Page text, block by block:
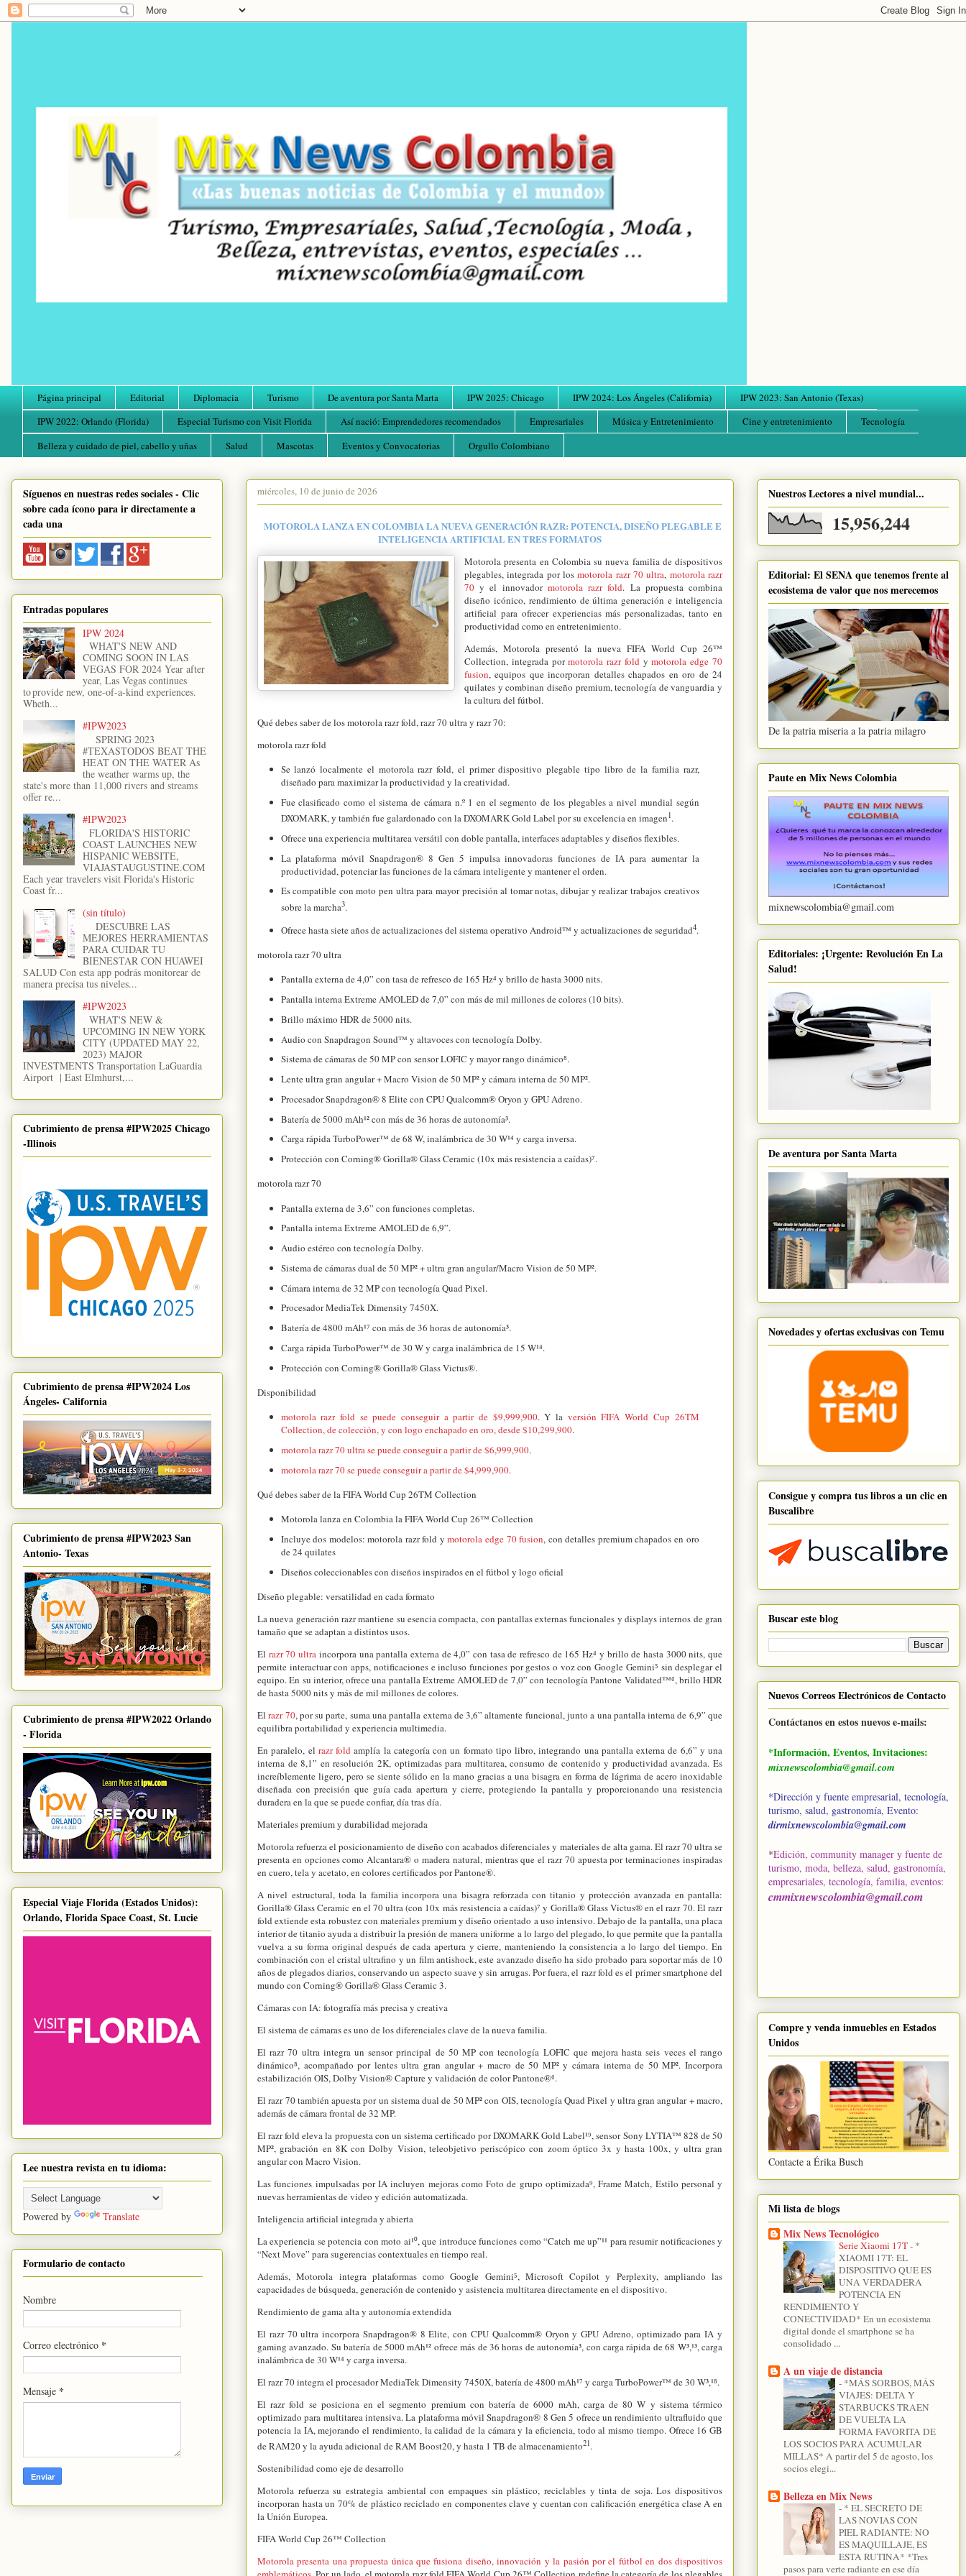
Página principal Editorial Diplomacia Turismo De aventura por Santa Marta IPW 2025: Chicago IPW 2024: Los Ángeles (California)
IPW 2023: San Antonio (Texas)
IPW 2022: Orlando (Florida)
Especial Turismo con Visit Florida Así nació: Emprendedores recomendados Empresariales Música y Entretenimiento Cine y entretenimiento
Tecnología
Belleza y cuidado de piel, cabello y uñas
Salud Mascotas Eventos y Convocatorias Orgullo Colombiano
miércoles, 10 de junio de 2026
MOTOROLA LANZA EN COLOMBIA LA NUEVA GENERACIÓN RAZR: POTENCIA, DISEÑO PLEGABLE E
INTELIGENCIA ARTIFICIAL EN TRES FORMATOS
Motorola presenta en Colombia su nueva familia de dispositivos
plegables, integrada por losmotorola razr 70 ultra, motorola razr
70 y el innovador motorola razr fold. La propuesta combina
diseño icónico, rendimiento de última generación e inteligencia
artificial para ofrecer experiencias más personalizadas, tanto en
productividad como en entretenimiento.
Además, Motorola presentó la nueva FIFA World Cup 26™
Collection, integrada pormotorola razr fold ymotorola edge 70
fusion, equipos que incorporan detalles chapados en oro de 24
quilates y combinan diseño premium, tecnología de vanguardia y
la cultura del fútbol.
Qué debes saber de los motorola razr fold, razr 70 ultra y razr 70:
motorola razr fold
Se lanzó localmente el motorola razr fold, el primer dispositivo plegable tipo libro de la familia razr,
diseñado para maximizar la productividad y la creatividad.
Fue clasificado como el sistema de cámara n.º 1 en el segmento de los plegables a nivel mundial según
DXOMARK, y también fue galardonado con la DXOMARK Gold Label por su excelencia en imagen1.
Ofrece una experiencia multitarea versátil con doble pantalla, interfaces adaptables y diseños flexibles.
La plataforma móvil Snapdragon® 8 Gen 5 impulsa innovadoras funciones de IA para aumentar la
productividad, potenciar las funciones de la cámara inteligente y mantener el orden.
Es compatible con moto pen ultra para mayor precisión al tomar notas, dibujar y realizar trabajos creativos
sobre la marcha3.
Ofrece hasta siete años de actualizaciones del sistema operativo Android™ y actualizaciones de seguridad4.
motorola razr 70 ultra
Pantalla externa de 4,0” con tasa de refresco de 165 Hz⁴ y brillo de hasta 3000 nits.
Pantalla interna Extreme AMOLED de 7,0” con más de mil millones de colores (10 bits).
Brillo máximo HDR de 5000 nits.
Audio con Snapdragon Sound™ y altavoces con tecnología Dolby.
Sistema de cámaras de 50 MP con sensor LOFIC y mayor rango dinámico⁸.
Lente ultra gran angular + Macro Vision de 50 MP² y cámara interna de 50 MP².
Procesador Snapdragon® 8 Elite con CPU Qualcomm® Oryon y GPU Adreno.
Batería de 5000 mAh¹² con más de 36 horas de autonomía³.
Carga rápida TurboPower™ de 68 W, inalámbrica de 30 W¹⁴ y carga inversa.
Protección con Corning® Gorilla® Glass Ceramic (10x más resistencia a caídas)⁷.
motorola razr 70
Pantalla externa de 3,6” con funciones completas.
Pantalla interna Extreme AMOLED de 6,9”.
Audio estéreo con tecnología Dolby.
Sistema de cámaras dual de 50 MP² + ultra gran angular/Macro Vision de 50 MP².
Cámara interna de 32 MP con tecnología Quad Pixel.
Procesador MediaTek Dimensity 7450X.
Batería de 4800 mAh¹⁷ con más de 36 horas de autonomía³.
Carga rápida TurboPower™ de 30 W y carga inalámbrica de 15 W¹⁴.
Protección con Corning® Gorilla® Glass Victus®.
Disponibilidad
motorola razr fold se puede conseguir a partir de $9,999,900. Y la versión FIFA World Cup 26TM
Collection, de colección, y con logo enchapado en oro, desde $10,299,900.
motorola razr 70 ultra se puede conseguir a partir de $6,999,900.
motorola razr 70 se puede conseguir a partir de $4,999,900.
Qué debes saber de la FIFA World Cup 26TM Collection
Motorola lanza en Colombia la FIFA World Cup 26™ Collection
Incluye dos modelos: motorola razr fold ymotorola edge 70 fusion, con detalles premium chapados en oro
de 24 quilates
Diseños coleccionables con diseños inspirados en el fútbol y logo oficial
Diseño plegable: versatilidad en cada formato
La nueva generación razr mantiene su esencia compacta, con pantallas externas funcionales y displays internos de gran
tamaño que se adaptan a distintos usos.
El razr 70 ultra incorpora una pantalla externa de 4,0” con tasa de refresco de 165 Hz⁴ y brillo de hasta 3000 nits, que
permite interactuar con apps, notificaciones e incluso funciones por gestos o voz con Google Gemini⁵ sin desplegar el
equipo. En su interior, ofrece una pantalla Extreme AMOLED de 7,0” con tecnología Pantone Validated™⁶, brillo HDR
de hasta 5000 nits y más de mil millones de colores.
Elrazr 70, por su parte, suma una pantalla externa de 3,6” altamente funcional, junto a una pantalla interna de 6,9” que
equilibra portabilidad y experiencia multimedia.
En paralelo, el razr fold amplía la categoría con un formato tipo libro, integrando una pantalla externa de 6,6” y una
interna de 8,1” en resolución 2K, optimizadas para multitarea, consumo de contenido y productividad avanzada. Es
increíblemente ligero, pero se siente sólido en la mano gracias a una bisagra en forma de lágrima de acero inoxidable
diseñada con precisión que guía cada apertura y cierre, protegiendo la pantalla y proporcionando una resistencia
duradera en la que se puede confiar, día tras día.
Materiales premium y durabilidad mejorada
Motorola refuerza el posicionamiento de diseño con acabados diferenciales y materiales de alta gama. El razr 70 ultra se
presenta en opciones como Alcantara® o madera natural, mientras que el razr 70 apuesta por terminaciones inspiradas
en cuero, tela y acetato, en colores certificados por Pantone®.
A nivel estructural, toda la familia incorpora una bisagra reforzada con titanio y protección avanzada en pantalla:
Gorilla® Glass Ceramic en el 70 ultra (con 10x más resistencia a caídas)⁷ y Gorilla® Glass Victus® en el razr 70. El razr
fold extiende esta robustez con materiales premium y diseño orientado a uso intensivo. Debajo de la pantalla, una placa
interior de titanio ayuda a distribuir la presión de manera uniforme a lo largo del plegado, lo que permite que la pantalla
vuelva a su forma original después de cada apertura y cierre, manteniendo la consistencia a lo largo del tiempo. En
combinación con el cristal ultrafino y un film antishock, este avanzado diseño ha sido probado para soportar más de 10
años de plegados diarios, conservando un aspecto suave y sin arrugas. Por fuera, el razr fold es el primer smartphone del
mundo con Corning® Gorilla® Glass Ceramic 3.
Cámaras con IA: fotografía más precisa y creativa
El sistema de cámaras es uno de los diferenciales clave de la nueva familia.
El razr 70 ultra integra un sensor principal de 50 MP con tecnología LOFIC que mejora hasta seis veces el rango
dinámico⁸, acompañado por lentes ultra gran angular + macro de 50 MP² y cámara interna de 50 MP². Incorpora
estabilización OIS, Dolby Vision® Capture y validación de color Pantone®⁶.
El razr 70 también apuesta por un sistema dual de 50 MP² con OIS, tecnología Quad Pixel y ultra gran angular + macro,
además de cámara frontal de 32 MP.
El razr fold eleva la propuesta con un sistema certificado por DXOMARK Gold Label¹⁹, sensor Sony LYTIA™ 828 de 50
MP², grabación en 8K con Dolby Vision, teleobjetivo periscópico con zoom óptico 3x y hasta 100x, y ultra gran
angular con Macro Vision.
Las funciones impulsadas por IA incluyen mejoras como Foto de grupo optimizada⁹, Frame Match, Estilo personal y
nuevas herramientas de video y edición automatizada.
Inteligencia artificial integrada y abierta
La experiencia se potencia con moto ai¹⁰, que introduce funciones como “Catch me up”¹¹ para resumir notificaciones y
“Next Move” para sugerencias contextuales en tiempo real.
Además, Motorola integra plataformas como Google Gemini⁵, Microsoft Copilot y Perplexity, ampliando las
capacidades de búsqueda, generación de contenido y asistencia multitarea directamente en el dispositivo.
Rendimiento de gama alta y autonomía extendida
El razr 70 ultra incorpora Snapdragon® 8 Elite, con CPU Qualcomm® Oryon y GPU Adreno, optimizado para IA y
gaming avanzado. Su batería de 5000 mAh¹² ofrece más de 36 horas de autonomía³, con carga rápida de 68 W³,¹³, carga
inalámbrica de 30 W¹⁴ y carga inversa.
El razr 70 integra el procesador MediaTek Dimensity 7450X, batería de 4800 mAh¹⁷ y carga TurboPower™ de 30 W³,¹⁸.
El razr fold se posiciona en el segmento premium con batería de 6000 mAh, carga de 80 W y sistema térmico
optimizado para multitarea intensiva. La plataforma móvil Snapdragon® 8 Gen 5 ofrece un rendimiento ultrafluido que
potencia la IA, mejorando el rendimiento, la calidad de la cámara y la eficiencia, todo al mismo tiempo. Ofrece 16 GB
de RAM20 y la ayuda adicional de RAM Boost20, y hasta 1 TB de almacenamiento21.
Sostenibilidad como eje de desarrollo
Motorola refuerza su estrategia ambiental con empaques sin plástico, reciclables y tinta de soja. Los dispositivos
incorporan hasta un 70% de plástico reciclado en componentes clave y cuentan con calificación energética clase A en
la Unión Europea.
FIFA World Cup 26™ Collection
Motorola presenta una propuesta única que fusiona diseño, innovación y la pasión por el fútbol en dos dispositivos
Síguenos en nuestras redes sociales - Clic
sobre cada ícono para ir directamente a
cada una
Entradas populares
IPW 2024
WHAT'S NEW AND
COMING SOON IN LAS
VEGAS FOR 2024 Year after
year, Las Vegas continues
to provide new, one-of-a-kind experiences.
Wheth...
#IPW2023
SPRING 2023
#TEXASTODOS BEAT THE
HEAT ON THE WATER As
the weather warms up, the
state's more than 11,000 rivers and streams
offer re...
#IPW2023
FLORIDA'S HISTORIC
COAST LAUNCHES NEW
HISPANIC WEBSITE,
VIAJASTAUGUSTINE.COM
Each year travelers visit Florida's Historic
Coast fr...
(sin título)
DESCUBRE LAS
MEJORES HERRAMIENTAS
PARA CUIDAR TU
BIENESTAR CON HUAWEI
SALUD Con esta app podrás monitorear de
manera precisa tus niveles...
#IPW2023
WHAT'S NEW &
UPCOMING IN NEW YORK
CITY (UPDATED MAY 22,
2023) MAJOR
INVESTMENTS Transportation LaGuardia
Airport | East Elmhurst,...
Cubrimiento de prensa #IPW2025 Chicago
-Illinois
Cubrimiento de prensa #IPW2024 Los
Ángeles- California
Cubrimiento de prensa #IPW2023 San
Antonio- Texas
Cubrimiento de prensa #IPW2022 Orlando
- Florida
Especial Viaje Florida (Estados Unidos):
Orlando, Florida Space Coast, St. Lucie
Lee nuestra revista en tu idioma:
Powered by Translate
Formulario de contacto
Nombre
Correo electrónico *
Mensaje *
Nuestros Lectores a nivel mundial...
15,956,244
Editorial: El SENA que tenemos frente al
ecosistema de valor que nos merecemos
De la patria miseria a la patria milagro
Paute en Mix News Colombia
mixnewscolombia@gmail.com
Editoriales: ¡Urgente: Revolución En La
Salud!
De aventura por Santa Marta
Novedades y ofertas exclusivas con Temu
Consigue y compra tus libros a un clic en
Buscalibre
Buscar este blog
Nuevos Correos Electrónicos de Contacto
Contáctanos en estos nuevos e-mails:
*Información, Eventos, Invitaciones:
mixnewscolombia@gmail.com
*Dirección y fuente empresarial, tecnología,
turismo, salud, gastronomía, Evento:
dirmixnewscolombia@gmail.com
*Edición, community manager y fuente de
turismo, moda, belleza, salud, gastronomía,
empresariales, tecnología, familia, eventos:
cmmixnewscolombia@gmail.com
Compre y venda inmuebles en Estados
Unidos
Contacte a Érika Busch
Mi lista de blogs
Mix News Tecnológico
Serie Xiaomi 17T- *
XIAOMI 17T: EL
DISPOSITIVO QUE ES
UNA VERDADERA
POTENCIA EN
RENDIMIENTO Y
CONECTIVIDAD* En un ecosistema
digital donde el smartphone se ha
consolidado ...
A un viaje de distancia
- *MÁS SORBOS, MÁS
VIAJES: DELTA Y
STARBUCKS TRAEN
DE VUELTA LA
FORMA FAVORITA DE
LOS SOCIOS PARA ACUMULAR
MILLAS* A partir del 5 de agosto, los
socios elegi...
Belleza en Mix News
- * EL SECRETO DE
LAS NOVIAS CON
PIEL RADIANTE: NO
ES MAQUILLAJE, ES
ESTA RUTINA* *Tres
pasos para verte radiante en ese día